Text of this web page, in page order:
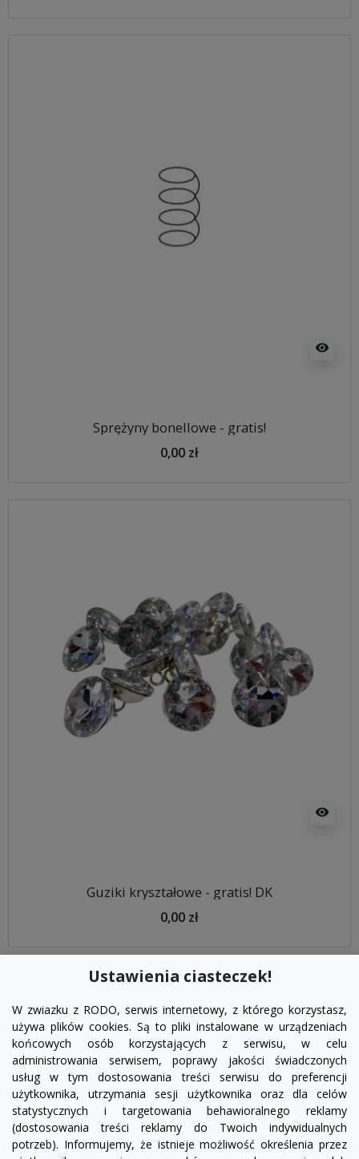
visibility
Sprężyny bonellowe - gratis!
0,00 zł
visibility
Guziki kryształowe - gratis! DK
0,00 zł
FacebookYouTubePinterest
Ustawienia ciasteczek!
W zwiazku z RODO, serwis internetowy, z którego korzystasz,
używa plików cookies. Są to pliki instalowane w urządzeniach
końcowych osób korzystających z serwisu, w celu
administrowania serwisem, poprawy jakości świadczonych
usług w tym dostosowania treści serwisu do preferencji
użytkownika, utrzymania sesji użytkownika oraz dla celów
statystycznych i targetowania behawioralnego reklamy
(dostosowania treści reklamy do Twoich indywidualnych
potrzeb). Informujemy, że istnieje możliwość określenia przez